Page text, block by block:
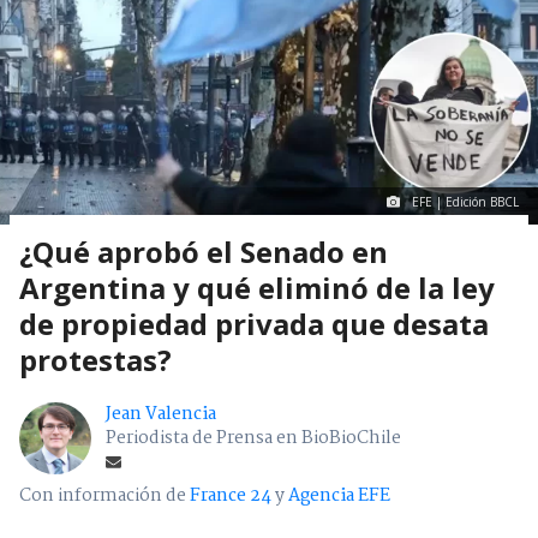
EFE | Edición BBCL
¿Qué aprobó el Senado en
Argentina y qué eliminó de la ley
de propiedad privada que desata
protestas?
Jean Valencia
Periodista de Prensa en BioBioChile
Con información deFrance 24yAgencia EFE